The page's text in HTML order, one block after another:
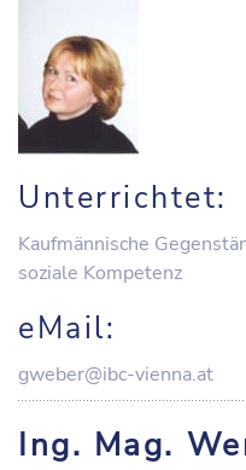
Unterrichtet:
Kaufmännische
soziale Kompetenz
eMail:
gweber@ibc-vienna.at
Ing. Mag.